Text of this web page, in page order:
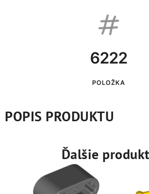
6222
POLOŽKA
POPIS PRODUKTU
Ďalšie